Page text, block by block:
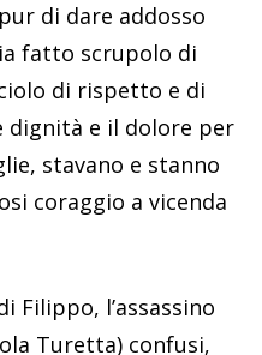
di dare addosso
fatto scrupolo di
di rispetto e di
dignità e il dolore per
stavano e stanno
coraggio a vicenda
Filippo, l’assassino
Turetta) confusi,